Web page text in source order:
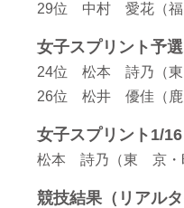
29位 中村 愛花（福
女子スプリント予選
24位 松本 詩乃（東
26位 松井 優佳（鹿
女子スプリント1/16
松本 詩乃（東 京・
競技結果（リアル